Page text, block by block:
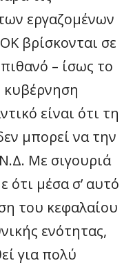
εργαζομένων
βρίσκονται σε
– ίσως το
κυβέρνηση
είναι ότι τη
μπορεί να την
Με σιγουριά
μέσα σ’ αυτό
του κεφαλαίου
ενότητας,
για πολύ